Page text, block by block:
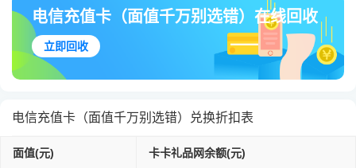
电信充值卡（面值千万别选错）在线回收
立即回收
电信充值卡（面值千万别选错）兑换折扣表
面值(元) 卡卡礼品网余额(元)